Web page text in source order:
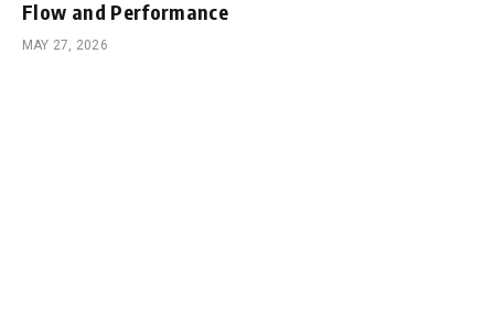
Flow and Performance
MAY 27, 2026